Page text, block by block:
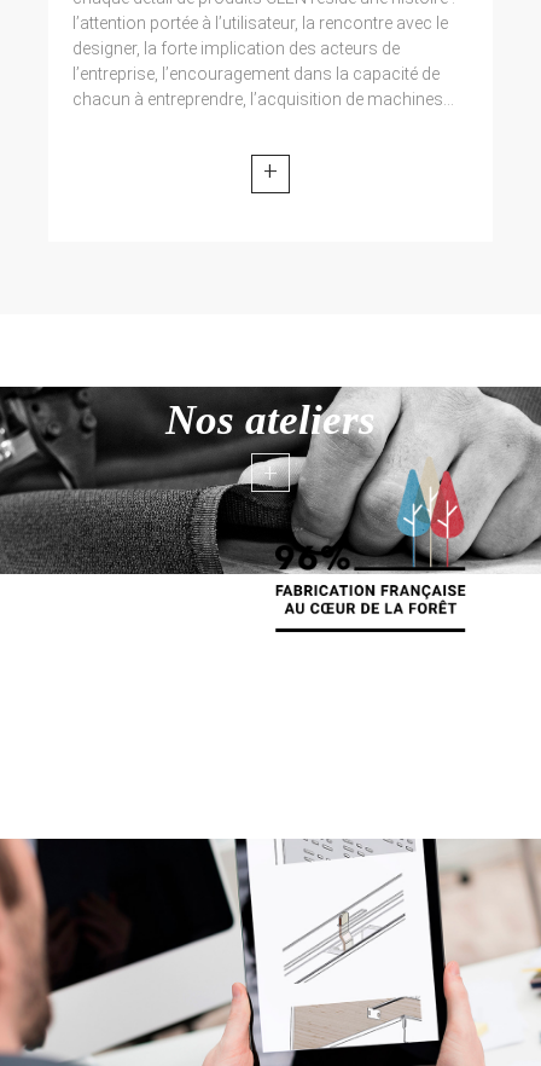
l’attention portée à l’utilisateur, la rencontre avec le
designer, la forte implication des acteurs de
l’entreprise, l’encouragement dans la capacité de
chacun à entreprendre, l’acquisition de machines...
+
Nos ateliers
+